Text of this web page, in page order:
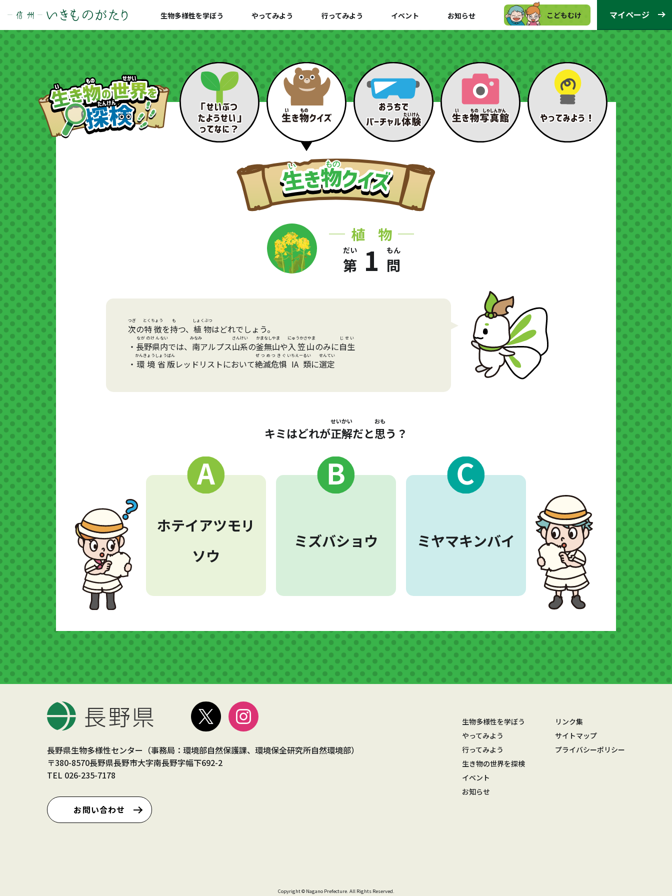
生物多様性を学ぼう やってみよう 行ってみよう イベント お知らせ こどもむけ マイページ
植物
第
だい 1 問
もん
次
つぎ
の特徴
とくちょう
を持
も
つ、 植物
しょくぶつ
はどれでしょう。
・ 長野県
ながのけん
内
ない
では、 南
みなみ
アルプス山系
さんけい
の釜無山
かまなしやま
や入笠山
にゅうかさやま
のみに自生
じせい
・ 環境省
かんきょうしょう
版
ばん
レッドリストにおいて絶滅危惧
ぜつめつきぐ
IA
いちえー
類
るい
に選定
せんてい
キミはどれが正解
せいかい
だと思
おも
う？
ホテイアツモリ
ソウ
ミズバショウ ミヤマキンバイ
長野県生物多様性センター（事務局：環境部自然保護課、環境保全研究所自然環境部）
〒380-8570長野県長野市大字南長野字幅下692-2
TEL 026-235-7178
お問い合わせ
生物多様性を学ぼう
やってみよう
行ってみよう
生き物の世界を探検
イベント
お知らせ
リンク集
サイトマップ
プライバシーポリシー
Copyright © Nagano Prefecture. All Rights Reserved.